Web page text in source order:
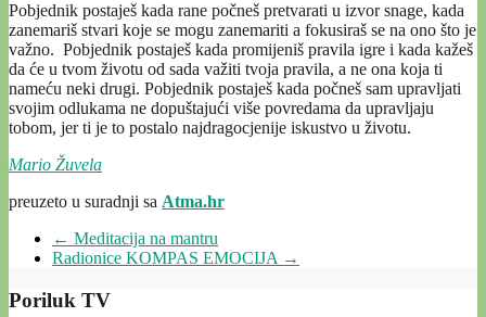
Pobjednik postaješ kada rane počneš pretvarati u izvor snage, kada
zanemariš stvari koje se mogu zanemariti a fokusiraš se na ono što je
važno. Pobjednik postaješ kada promijeniš pravila igre i kada kažeš
da će u tvom životu od sada važiti tvoja pravila, a ne ona koja ti
nameću neki drugi. Pobjednik postaješ kada počneš sam upravljati
svojim odlukama ne dopuštajući više povredama da upravljaju
tobom, jer ti je to postalo najdragocjenije iskustvo u životu.
Mario Žuvela
preuzeto u suradnji sa Atma.hr
← Meditacija na mantru
Radionice KOMPAS EMOCIJA →
Poriluk TV